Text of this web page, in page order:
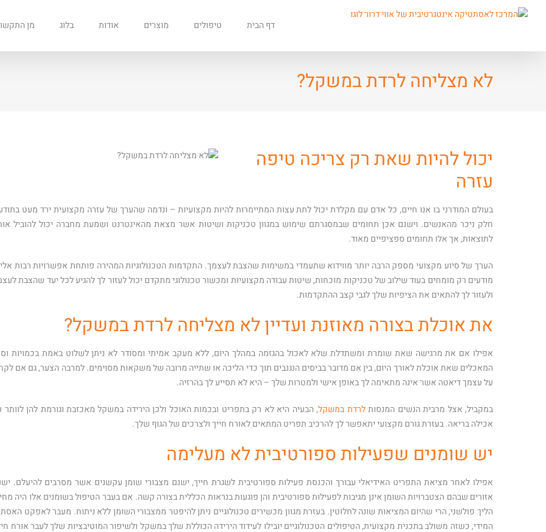
דף הבית טיפולים מוצרים אודות בלוג מן
לא מצליחה לרדת במשקל?
יכול להיות שאת רק צריכה טיפה
עזרה
בעולם המודרני בו אנו חיים, כל אדם עם מקלדת יכול לתת עצות המתיימרות להיות מקצועיות – ונדמה שהערך של עזרה מקצועית ירד מעט
חלק ניכר מהאנשים. וישנם אכן תחומים שבמסגרתם שימוש במגוון טכניקות ושיטות אשר מצאת מהאינטרנט ושמעת מחברה יכול להוביל
לתוצאות, אך אלו תחומים ספציפיים מאוד.
הערך של סיוע מקצועי מספק הרבה יותר מווידוא שתעמדי במשימות שהצבת לעצמך. התקדמות הטכנולוגיות המהירה פותחת אפשרויות רבות
מודעים רק מומחים בעוד שילוב של טכניקות מוכחות, שיטות עבודה מקצועיות ומכשור טכנולוגי מתקדם יכול לעזור לך להגיע לכל יעד שהצבת
ולעזור לך להתאים את הציפיות שלך לגבי קצב ההתקדמות.
את אוכלת בצורה מאוזנת ועדיין לא מצליחה לרדת במשקל?
אפילו אם את מרגישה שאת שומרת ומשתדלת שלא לאכול בהגזמה במהלך היום, ללא מעקב אמיתי ומסודר לא ניתן לשלוט באמת בכמויות
המאכלים שאת אוכלת לאורך היום, בין אם מדובר בביסים הנגנבים תוך כדי הליכה או שתייה מרובה של משקאות מסוימים. למרבה הצער, גם אם
על עצמך דיאטה אשר אינה מתאימה לך באופן אישי ולמטרות שלך – היא לא תסייע לך בהרזיה.
במקביל, אצל מרבית הנשים המנסותלרדת במשקל, הבעיה היא לא רק בתפריט ובכמות האוכל ולכן הירידה במשקל מאכזבת וגורמת להן לוותר
אכילה בריאה. בעזרת גורם מקצועי יתאפשר לך להרכיב תפריט המתאים לאורח חייך ולצרכים של הגוף שלך.
יש שומנים שפעילות ספורטיבית לא מעלימה
אפילו לאחר מציאת התפריט האידיאלי עבורך והכנסת פעילות ספורטיבית לשגרת חייך, ישנם מצבורי שומן עקשנים אשר מסרבים להיעלם.
אזורים שבהם הצטברויות השומן אינן מגיבות לפעילות ספורטיבית והן פוגעות בנראות הכללית בצורה קשה. אם בעבר הטיפול בשומנים אלו היה
הליך פולשני, הרי שהיום המציאות שונה לחלוטין. בעזרת מגוון מכשירים טכנולוגיים ניתן להיפטר ממצבורי השומן ללא ניתוח. מעבר לאפקט
המידי, כשזה משולב בתכנית מקצועית, הטיפולים הטכנולוגיים יובילו לעידוד הירידה הכוללת שלך במשקל ולשיפור המוטיבציות שלך לעבר אורח